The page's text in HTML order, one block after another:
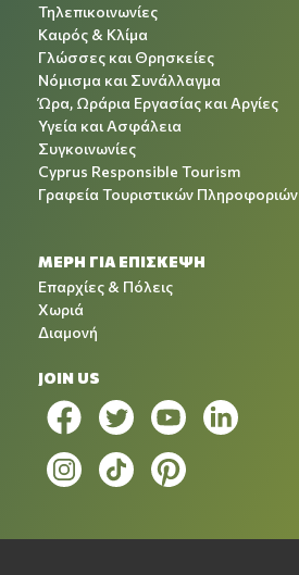
Τηλεπικοινωνίες
Καιρός & Κλίμα
Γλώσσες και Θρησκείες
Νόμισμα και Συνάλλαγμα
Ώρα, Ωράρια Εργασίας και Αργίες
Υγεία και Ασφάλεια
Συγκοινωνίες
Cyprus Responsible Tourism
Γραφεία Τουριστικών Πληροφοριών
ΜΕΡΗ ΓΙΑ ΕΠΙΣΚΕΨΗ
Επαρχίες & Πόλεις
Χωριά
Διαμονή
JOIN US